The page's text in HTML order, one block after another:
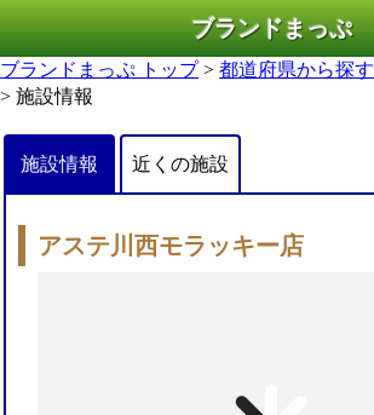
ブランドまっぷ
ブランドまっぷ トップ> 都道府県から探す
> 施設情報
施設情報 近くの施設
アステ川西モラッキー店